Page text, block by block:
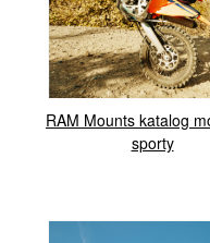
RAM Mounts katalog
sporty